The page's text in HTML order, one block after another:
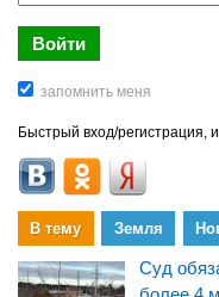
Быстрый вход/регистрация,
В тему Земля
Суд